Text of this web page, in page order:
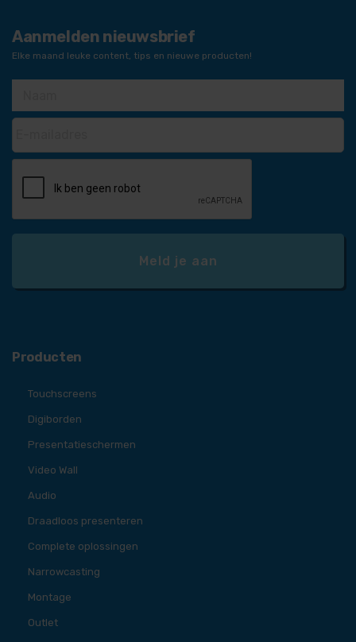
Aanmelden nieuwsbrief
Elke maand leuke content, tips en nieuwe producten!
Producten
Touchscreens
Digiborden
Presentatieschermen
Video Wall
Audio
Draadloos presenteren
Complete oplossingen
Narrowcasting
Montage
Outlet